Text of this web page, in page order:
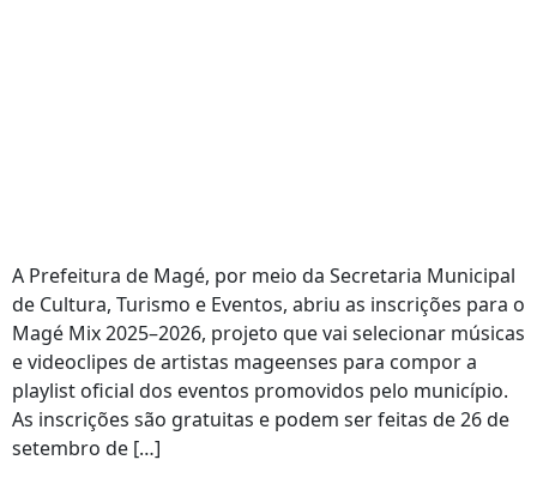
A Prefeitura de Magé, por meio da Secretaria Municipal
de Cultura, Turismo e Eventos, abriu as inscrições para o
Magé Mix 2025–2026, projeto que vai selecionar músicas
e videoclipes de artistas mageenses para compor a
playlist oficial dos eventos promovidos pelo município.
As inscrições são gratuitas e podem ser feitas de 26 de
setembro de […]